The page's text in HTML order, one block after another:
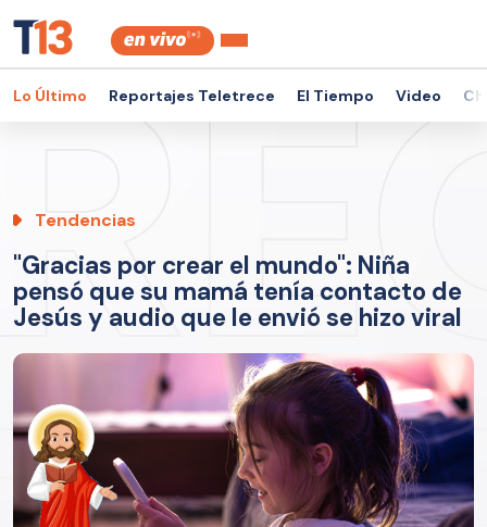
Lo Último Reportajes Teletrece El Tiempo Video
Tendencias
"Gracias por crear el mundo": Niña
pensó que su mamá tenía contacto de
Jesús y audio que le envió se hizo viral